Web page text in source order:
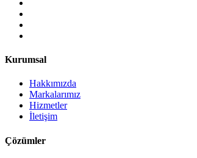
Kurumsal
Hakkımızda
Markalarımız
Hizmetler
İletişim
Çözümler